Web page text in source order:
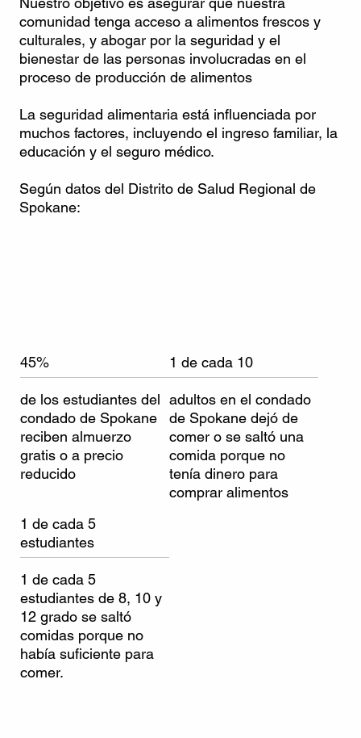
45%
de los estudiantes del
condado de Spokane
reciben almuerzo
gratis o a precio
reducido
1 de cada 10
adultos en el condado
de Spokane dejó de
comer o se saltó una
comida porque no
tenía dinero para
comprar alimentos
1 de cada 5
estudiantes
1 de cada 5
estudiantes de 8, 10 y
12 grado se saltó
comidas porque no
había suficiente para
comer.
comunidad tenga acceso a alimentos frescos y
culturales, y abogar por la seguridad y el
bienestar de las personas involucradas en el
proceso de producción de alimentos
La seguridad alimentaria está influenciada por
muchos factores, incluyendo el ingreso familiar, la
educación y el seguro médico.
Según datos del Distrito de Salud Regional de
Spokane: